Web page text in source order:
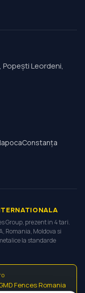
Popești Leordeni,
Constanța
Group, prezent in 4 tari.
Romania, Moldova si
la standarde
Fences Romania